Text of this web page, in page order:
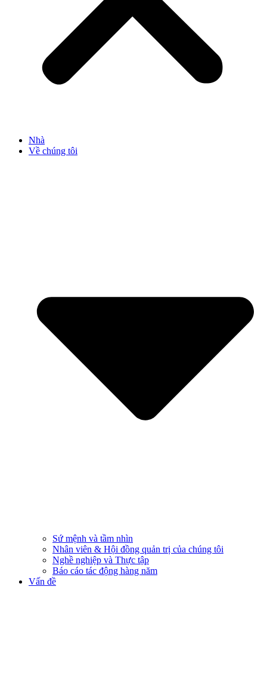
Nhà
Về chúng tôi
Sứ mệnh và tầm nhìn
Nhân viên & Hội đồng quản trị của chúng tôi
Nghề nghiệp và Thực tập
Báo cáo tác động hàng năm
Vấn đề